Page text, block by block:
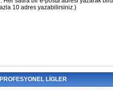
PROFESYONEL LİGLER